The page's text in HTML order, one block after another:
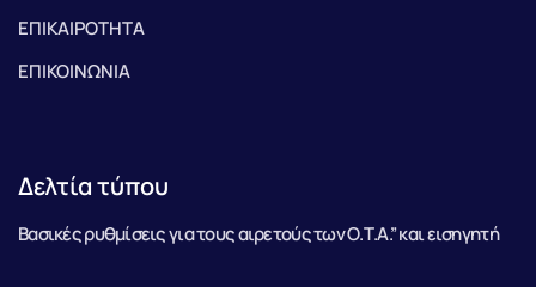
ΕΠΙΚΑΙΡΟΤΗΤΑ
ΕΠΙΚΟΙΝΩΝΙΑ
Δελτία τύπου
Βασικές ρυθμίσεις για τους αιρετούς των Ο.Τ.Α.” και εισηγητή